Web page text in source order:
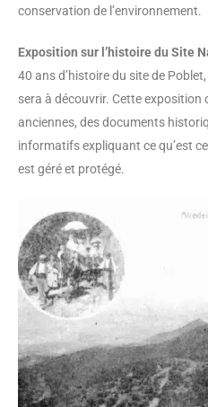
conservation de l’environnement.
Exposition sur l’histoire du Site
40 ans d’histoire du site de
sera à découvrir. Cette
anciennes, des documents
informatifs expliquant ce qu’est
est géré et protégé.